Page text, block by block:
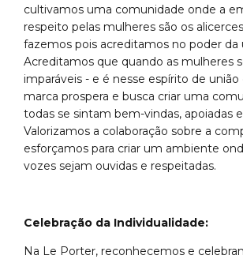
cultivamos uma comunidade onde a
respeito pelas mulheres são os
fazemos pois acreditamos no poder da
Acreditamos que quando as mulheres
imparáveis - e é nesse espírito de união
marca prospera e busca criar uma
todas se sintam bem-vindas, apoiadas
Valorizamos a colaboração sobre a
esforçamos para criar um ambiente
vozes sejam ouvidas e respeitadas.
Celebração da Individualidade:
Na Le Porter, reconhecemos e